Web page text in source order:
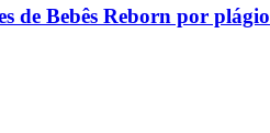
de Bebês Reborn por plágio